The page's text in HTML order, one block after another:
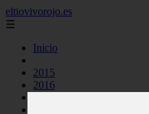
eltiovivorojo.es
☰
Inicio
2015
2016